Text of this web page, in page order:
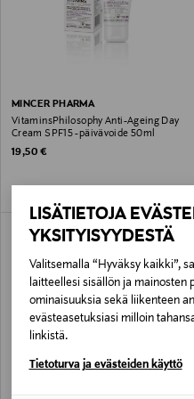
LISÄTIETOJA
YKSITYISYYDESTÄ
Valitsemalla “Hyväksy kaikki”,
laitteellesi sisällön ja mainosten
ominaisuuksia sekä liikenteen
evästeasetuksiasi milloin
linkistä.
Tietoturva ja evästeiden käyttö
MINCER PHARMA
VitaminsPhilosophy Anti-Ageing Day
Cream SPF15 -päivävoide 50ml
Original Price
19,50 €